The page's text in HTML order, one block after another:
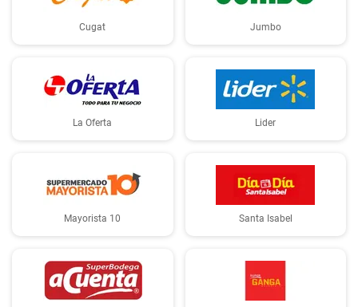
Cugat Jumbo
La Oferta Lider
Mayorista 10 Santa Isabel